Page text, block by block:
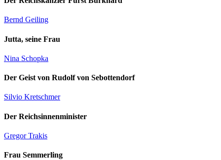
Bernd Geiling
Jutta, seine Frau
Nina Schopka
Der Geist von Rudolf von Sebottendorf
Silvio Kretschmer
Der Reichsinnenminister
Gregor Trakis
Frau Semmerling